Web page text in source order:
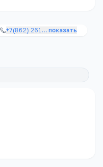
+7(862) 261… показать